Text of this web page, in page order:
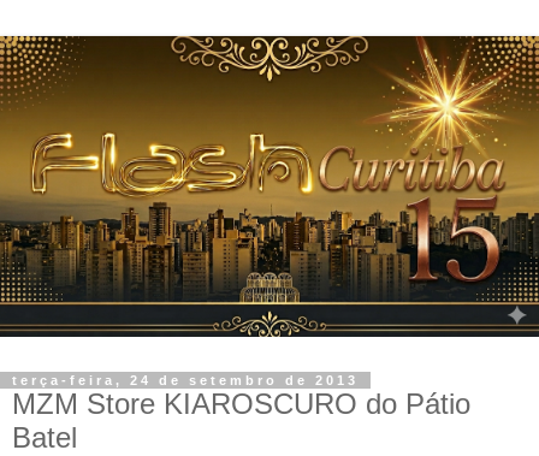
terça-feira, 24 de setembro de 2013
MZM Store KIAROSCURO do Pátio
Batel